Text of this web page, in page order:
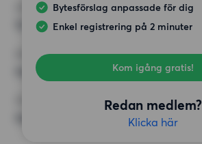
Bytesförslag anpassade för dig
Enkel registrering på 2 minuter
Kom igång gratis!
Redan medlem?
Klicka här
HÖGSTA HYRA
12 000 kr
Inga speciella krav
ÖVRIGA PREFERENSER
Inga speciella preferenser